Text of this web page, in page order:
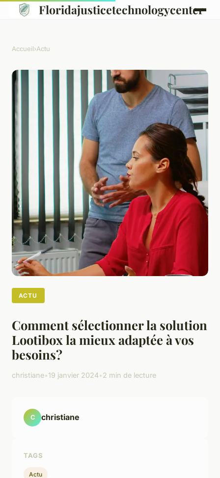
Floridajusticetechnologycenter
Accueil›Actu
ACTU
Comment sélectionner la solution
Lootibox la mieux adaptée à vos
besoins?
christiane•19 janvier 2024•2 min de lecture
C christiane
TAGS
Actu